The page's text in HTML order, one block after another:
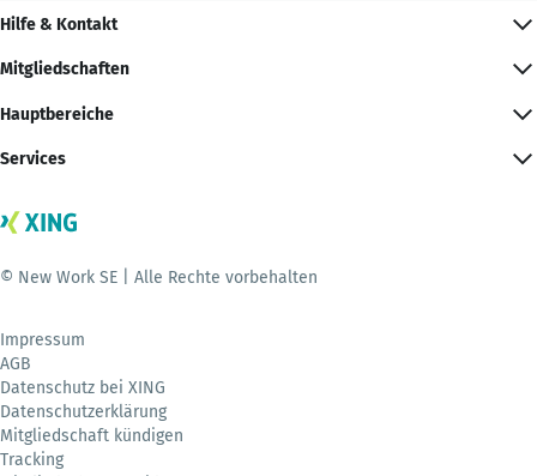
Hilfe & Kontakt
Mitgliedschaften
Hauptbereiche
Services
© New Work SE | Alle Rechte vorbehalten
Impressum
AGB
Datenschutz bei XING
Datenschutzerklärung
Mitgliedschaft kündigen
Tracking